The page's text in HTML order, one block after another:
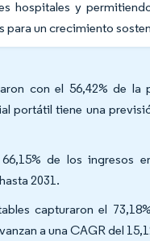
hospitales y
un crecimiento
con el 56,42% de la
portátil tiene una
de los ingresos
2031.
capturaron el
a una CAGR del